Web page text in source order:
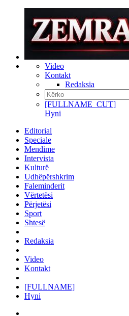
Video
Kontakt
Redaksia
[FULLNAME_CUT]
Hyni
Editorial
Speciale
Mendime
Intervista
Kulturë
Udhëpërshkrim
Faleminderit
Vërtetësi
Përjetësi
Sport
Shtesë
Redaksia
Video
Kontakt
[FULLNAME]
Hyni